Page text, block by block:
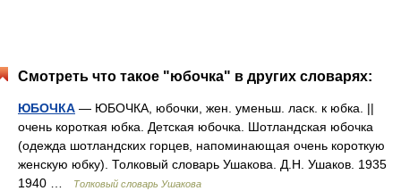
Смотреть что такое "юбочка" в других словарях:
ЮБОЧКА — ЮБОЧКА, юбочки, жен. уменьш. ласк. к юбка. ||
очень короткая юбка. Детская юбочка. Шотландская юбочка
(одежда шотландских горцев, напоминающая очень короткую
женскую юбку). Толковый словарь Ушакова. Д.Н. Ушаков. 1935
1940 …
Толковый словарь Ушакова